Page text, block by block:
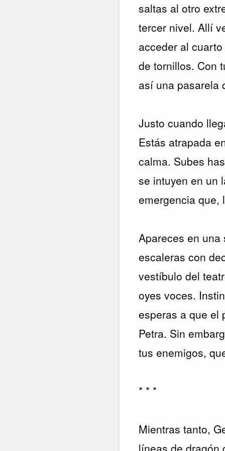
saltas al otro
tercer nivel. Allí
acceder al
de tornillos. Con
así una pasarela
Justo cuando
Estás atrapada
calma. Subes
se intuyen en un
emergencia que,
Apareces en
escaleras con
vestíbulo del
oyes voces.
esperas a que el
Petra. Sin
tus enemigos,
* * *
Mientras tanto,
líneas de dragón